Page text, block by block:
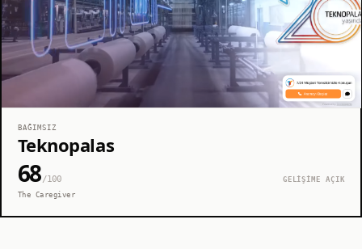
BAĞIMSIZ
Teknopalas
68/100
GELİŞİME AÇIK
The Caregiver